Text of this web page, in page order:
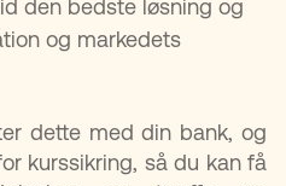
den bedste løsning og
og markedets
dette med din bank, og
kurssikring, så du kan få